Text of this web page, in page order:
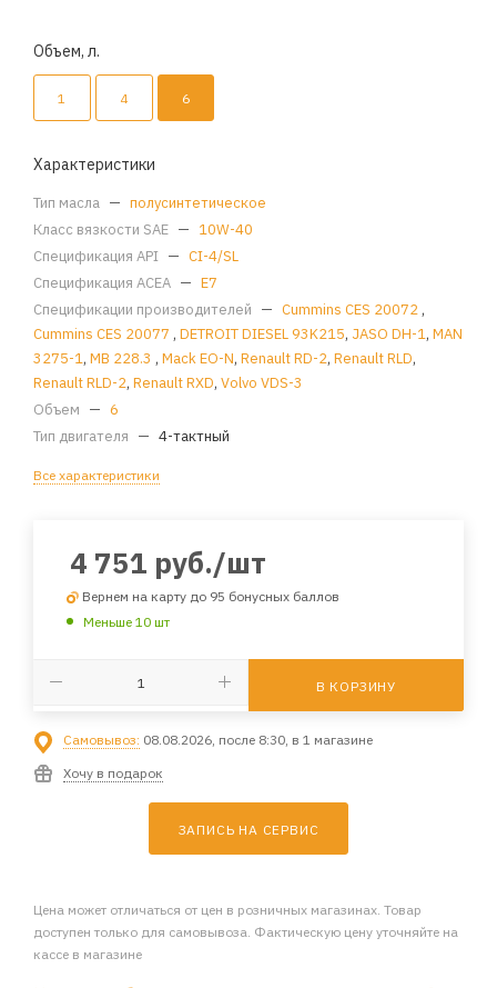
Объем, л.
1 4 6
Характеристики
Тип масла — полусинтетическое
Класс вязкости SAE — 10W-40
Спецификация API — CI-4/SL
Спецификация ACEA — E7
Спецификации производителей — Cummins CES 20072,
Cummins CES 20077 , DETROIT DIESEL 93K215, JASO DH-1, MAN
3275-1, MB 228.3 , Mack EO-N, Renault RD-2, Renault RLD,
Renault RLD-2, Renault RXD, Volvo VDS-3
Объем — 6
Тип двигателя — 4-тактный
Все характеристики
4 751 руб./шт
Вернем на карту до 95 бонусных баллов
Меньше 10 шт
В КОРЗИНУ
Самовывоз: 08.08.2026, после 8:30, в 1 магазине
Хочу в подарок
ЗАПИСЬ НА СЕРВИС
Цена может отличаться от цен в розничных магазинах. Товар
доступен только для самовывоза. Фактическую цену уточняйте на
кассе в магазине